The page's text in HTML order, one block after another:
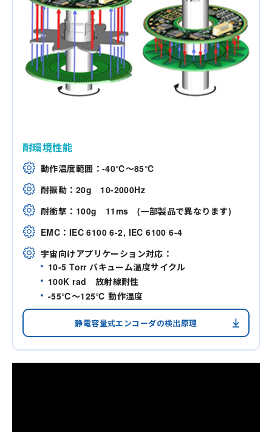
耐環境性能
動作温度範囲：-40℃～85℃
耐振動：20g 10-2000Hz
耐衝撃：100g 11ms (一部製品で異なります)
EMC：IEC 6100 6-2, IEC 6100 6-4
宇宙向けアプリケーション対応：
10-5 Torr バキューム温度サイクル
100K rad 放射線耐性
-55℃～125℃ 動作温度
静電容量式エンコーダの検出原理